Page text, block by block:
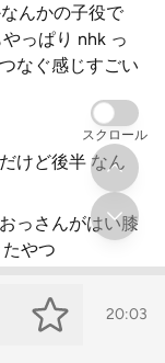
んかの子役で
っぱり nhk っ
なぐ感じすごい
けど後半 なん
っさんがはい膝
やつ
とこの人この
ないし
20:03
スクロール